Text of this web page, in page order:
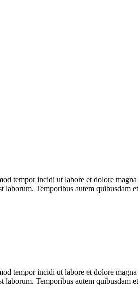
tempor incidi ut labore et dolore
laborum. Temporibus autem
tempor incidi ut labore et dolore
laborum. Temporibus autem